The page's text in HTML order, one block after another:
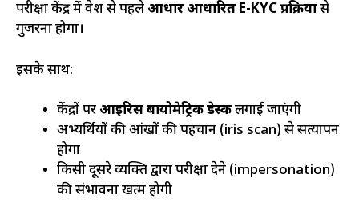
परीक्षा केंद्र में प्रवेश से पहलेआधार आधारित E-KYC प्रक्रियासे
गुजरना होगा।
इसके साथ:
केंद्रों परआइरिस बायोमेट्रिक डेस्कलगाई जाएंगी
अभ्यर्थियों की आंखों की पहचान (iris scan) से सत्यापन
होगा
किसी दूसरे व्यक्ति द्वारा परीक्षा देने (impersonation)
की संभावना खत्म होगी